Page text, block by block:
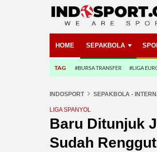
HOME SEPAKBOLA
TAG #BURSA TRANSFER #LIGA
INDOSPORT SEPAKBOLA -
LIGA SPANYOL
Baru Ditunjuk
Sudah